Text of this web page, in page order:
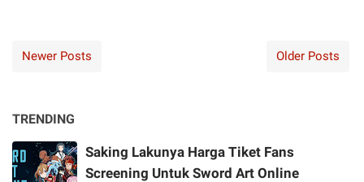
Newer Posts Older Posts
TRENDING
Saking Lakunya Harga Tiket Fans
Screening Untuk Sword Art Online